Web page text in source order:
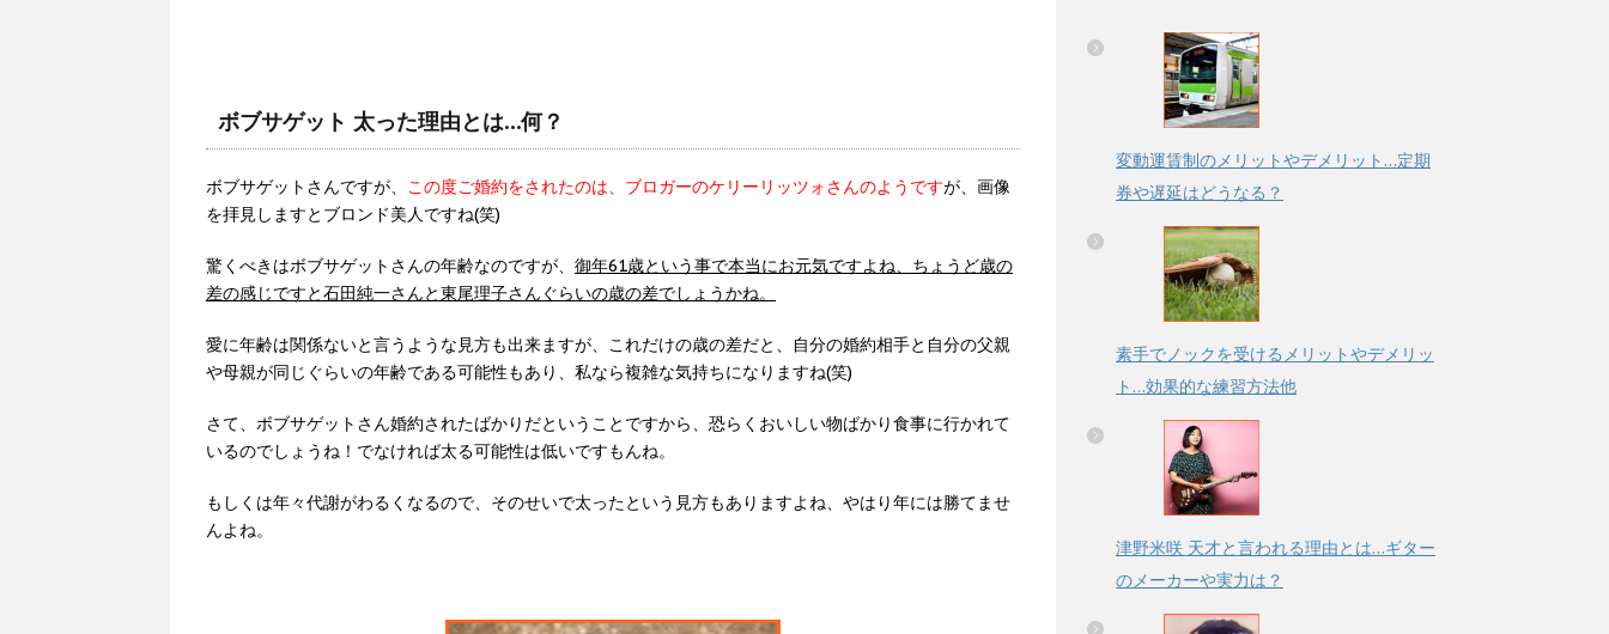
ボブサゲット 太った理由とは…何？
ボブサゲットさんですが、 この度ご婚約をされたのは、ブロガーのケリーリッツォさんのようですが、画像
を拝見しますとブロンド美人ですね(笑)
驚くべきはボブサゲットさんの年齢なのですが、 御年61歳という事で本当にお元気ですよね、ちょうど歳の
差の感じですと石田純一さんと東尾理子さんぐらいの歳の差でしょうかね。
愛に年齢は関係ないと言うような見方も出来ますが、これだけの歳の差だと、自分の婚約相手と自分の父親
や母親が同じぐらいの年齢である可能性もあり、私なら複雑な気持ちになりますね(笑)
さて、ボブサゲットさん婚約されたばかりだということですから、恐らくおいしい物ばかり食事に行かれて
いるのでしょうね！でなければ太る可能性は低いですもんね。
もしくは年々代謝がわるくなるので、そのせいで太ったという見方もありますよね、やはり年には勝てませ
んよね。
変動運賃制のメリットやデメリット…定期
券や遅延はどうなる？
素手でノックを受けるメリットやデメリッ
ト…効果的な練習方法他
津野米咲 天才と言われる理由とは…ギター
のメーカーや実力は？